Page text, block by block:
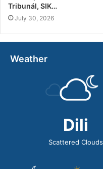
Tribunál, SIK…
July 30, 2026
Weather
Dili
Scattered Clouds